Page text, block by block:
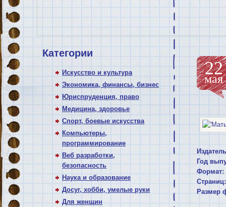
Категории
Искусство и культура
Экономика, финансы, бизнес
Юриспруденция, право
Медицина, здоровье
Спорт, боевые искусства
Компьютеры,
программирование
Веб разработки,
безопасность
Наука и образование
Досуг, хобби, умелые руки
Для женщин
22
мая
Год
Формат:
Страниц:
Размер